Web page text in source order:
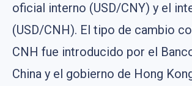
oficial interno (USD/CNY) y el
(USD/CNH). El tipo de cambio
CNH fue introducido por el
China y el gobierno de Hong